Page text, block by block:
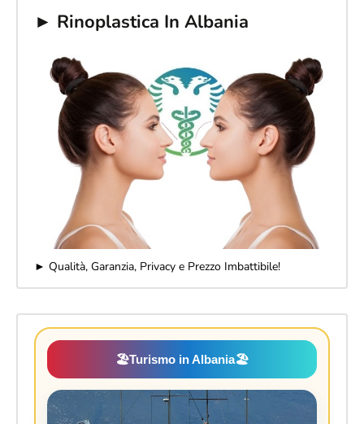
► Rinoplastica In Albania
► Qualità, Garanzia, Privacy e Prezzo Imbattibile!
🏖️Turismo in Albania🏖️